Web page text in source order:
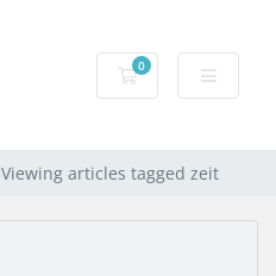
0
Mein Warenkorb
Viewing articles tagged zeit